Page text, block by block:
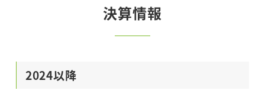
決算情報
2024以降